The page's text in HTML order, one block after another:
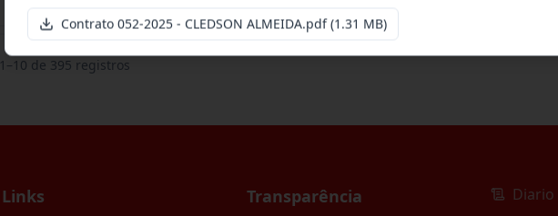
1 –10 de 395 registros
Links Transparência
Contrato 052-2025 - CLEDSON ALMEIDA.pdf(1.31 MB)